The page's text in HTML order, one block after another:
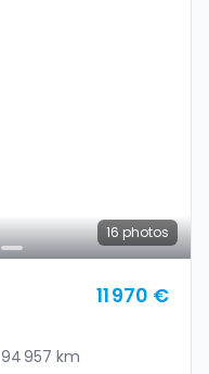
16 photos
11 970 €
94 957 km